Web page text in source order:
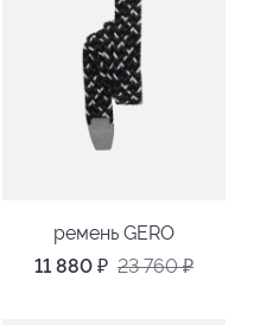
ремень GERO
11 880 ₽ 23 760₽